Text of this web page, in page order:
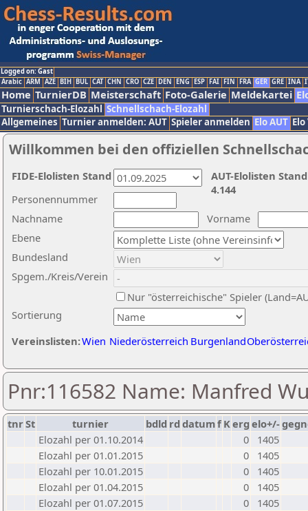
Logged on: Gast
Arabic ARM AZE BIH BUL CAT CHN CRO CZE DEN ENG ESP FAI FIN FRA GER GRE INA
Home TurnierDB Meisterschaft Foto-Galerie Meldekartei
Turnierschach-Elozahl Schnellschach-Elozahl
Allgemeines Turnier anmelden: AUT Spieler anmelden Elo AUT
Willkommen bei den offiziellen
Nachname
Vorname
Ebene
Sortierung
Personennummer
Bundesland
Spgem./Kreis/Verein
Nur "österreichische" Spieler
Vereinslisten:Wien Niederösterreich Burgenland
AUT-Elolisten
4.144
FIDE-Elolisten Stand
Pnr:116582 Name: Manfred
tnrSt turnier bdld rd datumf Kerg elo+/-
Elozahl per 01.10.2014
0
1405
Elozahl per 01.01.2015
0
1405
Elozahl per 10.01.2015
0
1405
Elozahl per 01.04.2015
0
1405
Elozahl per 01.07.2015
0
1405